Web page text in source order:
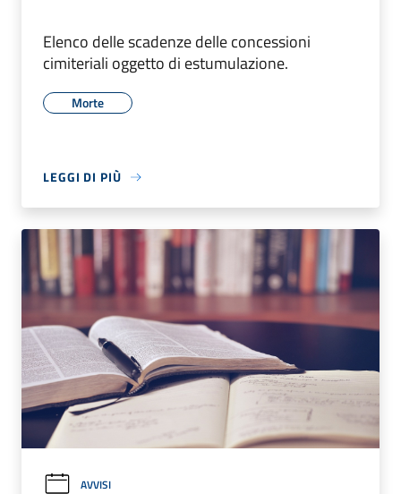
Elenco delle scadenze delle concessioni
cimiteriali oggetto di estumulazione.
Morte
LEGGI DI PIÙ
AVVISI